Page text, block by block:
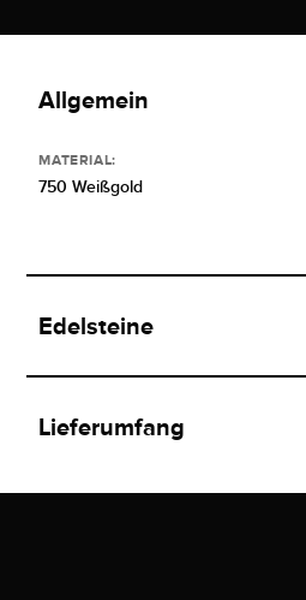
Allgemein
MATERIAL:
750 Weißgold
Edelsteine
Lieferumfang